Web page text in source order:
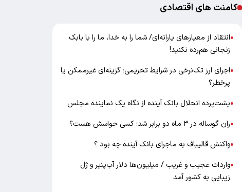
کامنت های اقتصادی
●انتقاد از معیارهای یارانه‌ای/ شما را به خدا، ما را با بابک
زنجانی هم‌رده نکنید!
●اجرای ارز تک‌نرخی در شرایط تحریمی؛ گزینه‌ای غیرممکن یا
پرخطر؟
●پشت‌پرده انحلال بانک آینده از نگاه یک نماینده مجلس
●ران گوساله در ۳ ماه دو برابر شد؛ کسی حواسش هست؟
●واکنش قالیباف به ماجرای بانک آینده چه بود ؟
●واردات عجیب و غریب / میلیون‌ها دلار آب‌پنیر و ژل
زیبایی به کشور آمد